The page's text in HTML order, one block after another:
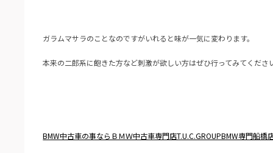
ガラムマサラのことなのですがいれると味が一気に変わります。
本来の二郎系に飽きた方など刺激が欲しい方はぜひ行ってみてくださ
BMW中古車の事ならＢＭＷ中古車専門店T.U.C.GROUPBMW専門船橋